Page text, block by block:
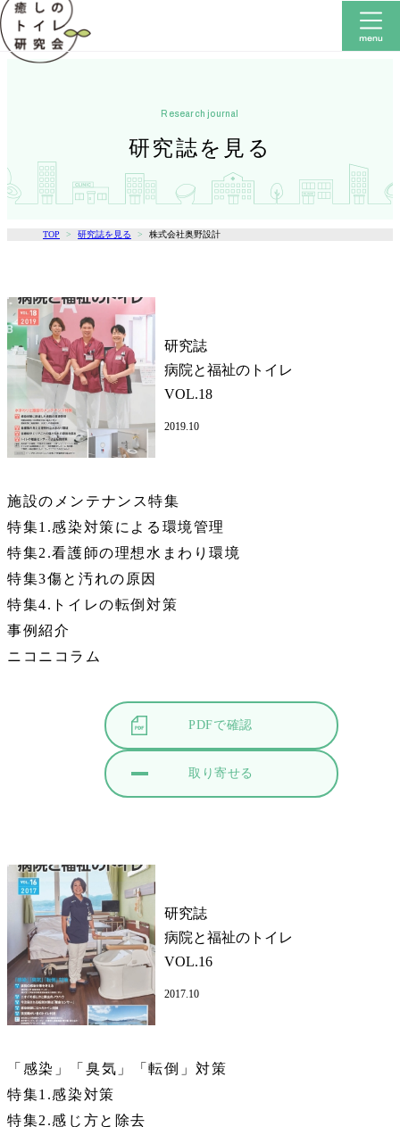
研究誌を見る
research journal
TOP 研究誌を見る 株式会社奥野設計
研究誌
病院と福祉のトイレ
VOL.18
2019.10
施設のメンテナンス特集
特集1.感染対策による環境管理
特集2.看護師の理想水まわり環境
特集3傷と汚れの原因
特集4.トイレの転倒対策
事例紹介
ニコニコラム
PDFで確認
取り寄せる
研究誌
病院と福祉のトイレ
VOL.16
2017.10
「感染」「臭気」「転倒」対策
特集1.感染対策
特集2.感じ方と除去